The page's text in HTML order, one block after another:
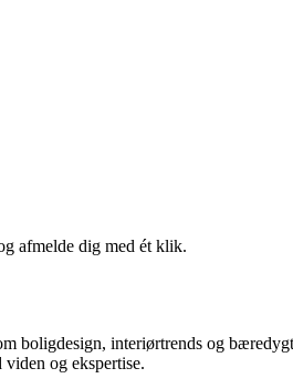
afmelde dig med ét klik.
boligdesign, interiørtrends og
og ekspertise.